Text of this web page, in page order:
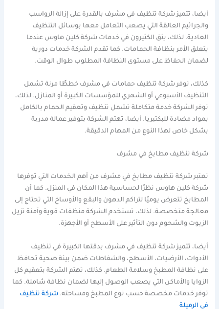
أيضا، تتميز شركة تنظيف في مشرف بالقدرة على إزالة الرواسب
والجراثيم العالقة التي يصعب التعامل معها بوسائل التنظيف
العادية. لذلك، يثق الكثيرون في خدمات شركة كلين هاوس عندما
يتعلق الأمر بنظافة الحمامات. كما تقدم الشركة خدمات دورية
لضمان الحفاظ على مستوى النظافة المطلوب طوال الوقت.
كذلك، توفر شركة تنظيف حمامات في مشرف خططًا مرنة تشمل
التنظيف الأسبوعي أو الشهري للمؤسسات الكبيرة أو المنازل. لذلك،
توفر الشركة خدمة متكاملة تشمل تنظيف وتعقيم الحمام بالكامل
بمواد مضادة للبكتيريا. أيضا، تهتم الشركة بتوفير عمالة مدربة
بشكل خاص لهذا النوع من المهام الدقيقة.
شركة تنظيف مطابخ في مشرف
تعتبر شركة تنظيف مطابخ في مشرف من أهم الخدمات التي توفرها
شركة كلين هاوس نظرًا لحساسية هذا المكان في المنزل. كما أن
المطابخ تتعرض يوميًا لتراكم الدهون والبقع والأوساخ التي تحتاج إلى
معالجة متخصصة. لذلك، تستخدم الشركة منظفات قوية وآمنة تزيل
الزيوت والشحوم دون التأثير على الأسطح أو الأجهزة.
أيضا، تتميز شركة تنظيف في مشرف بدقتها الكبيرة في تنظيف
الأدوات، الأرضيات، الأسطح، والشفاطات ضمن بيئة صحية تحافظ
على نظافة المطبخ وسلامة الطعام. كذلك، تهتم الشركة بتعقيم كل
الزوايا والأماكن التي يصعب الوصول إليها لضمان نظافة شاملة. كما
توفر خدمات مخصصة حسب نوع المطبخ ومساحته.شركة تنظيف
في الرميلة